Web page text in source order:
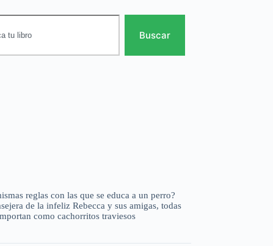
Buscar
reglas con las que se educa a un perro?
de la infeliz Rebecca y sus amigas, todas
como cachorritos traviesos